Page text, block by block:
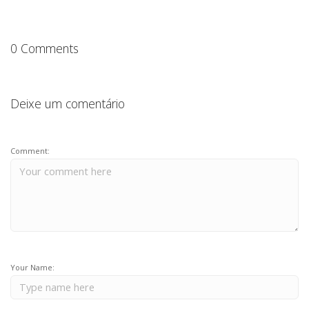
0 Comments
Deixe um comentário
Comment:
Your Name: